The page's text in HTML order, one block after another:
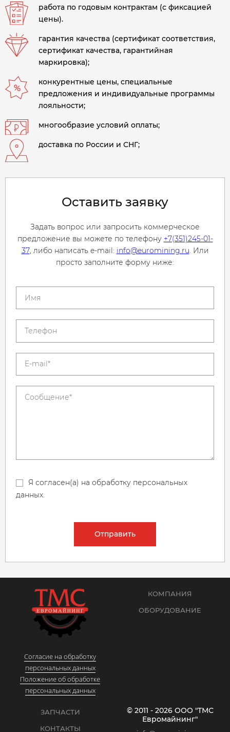
работа по годовым контрактам (с фиксацией
цены).
гарантия качества (сертификат соответствия,
сертификат качества, гарантийная
маркировка);
конкурентные цены, специальные
предложения и индивидуальные программы
лояльности;
многообразие условий оплаты;
доставка по России и СНГ;
Оставить заявку
Задать вопрос или запросить коммерческое
предложение вы можете по телефону +7(351)245-01-
37, либо написать e-mail: info@euromining.ru. Или
просто заполните форму ниже:
Я согласен(а) на обработку персональных
данных.
Отправить
Согласие на обработку
персональных данных
Положение об обработке
персональных данных
КОМПАНИЯ
ОБОРУДОВАНИЕ
ЗАПЧАСТИ
КОНТАКТЫ
© 2011 - 2026 ООО "ТМС
Евромайнинг"